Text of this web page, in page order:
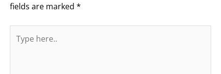
fields are marked *
here..